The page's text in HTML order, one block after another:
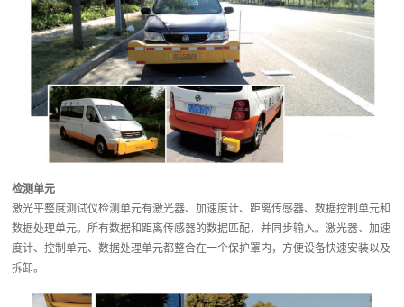
检测单元
激光平整度测试仪检测单元有激光器、加速度计、距离传感器、数据控制单元和
数据处理单元。所有数据和距离传感器的数据匹配，并同步输入。激光器、加速
度计、控制单元、数据处理单元都整合在一个保护罩内，方便设备快速安装以及
拆卸。